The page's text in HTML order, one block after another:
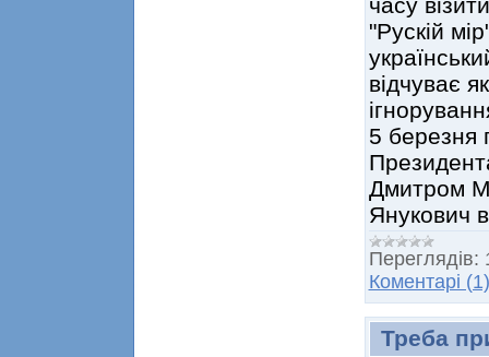
"Рускій
відчуває
5 березня
Дмитром
Янукович
Переглядів:
Коментарі (1)
Треба